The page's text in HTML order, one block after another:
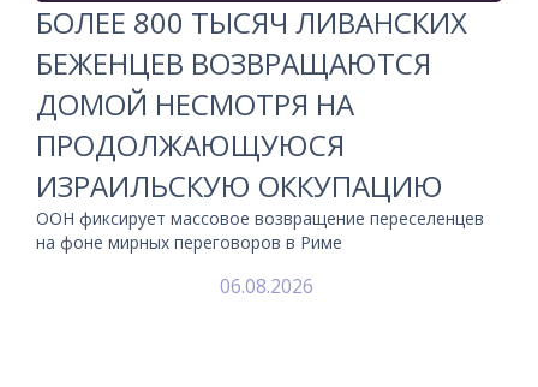
БОЛЕЕ 800 ТЫСЯЧ ЛИВАНСКИХ
БЕЖЕНЦЕВ ВОЗВРАЩАЮТСЯ
ДОМОЙ НЕСМОТРЯ НА
ПРОДОЛЖАЮЩУЮСЯ
ИЗРАИЛЬСКУЮ ОККУПАЦИЮ
ООН фиксирует массовое возвращение переселенцев
на фоне мирных переговоров в Риме
06.08.2026